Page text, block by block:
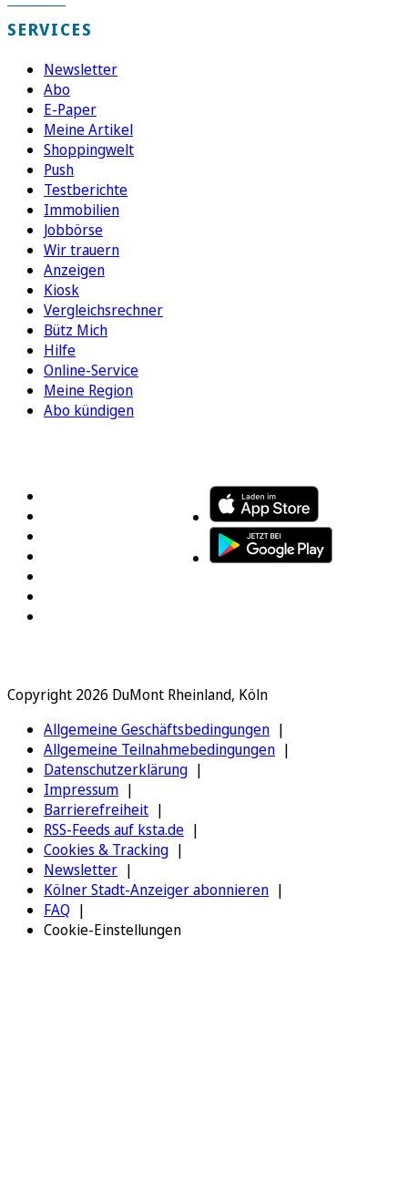
SERVICES
Newsletter
Abo
E-Paper
Meine Artikel
Shoppingwelt
Push
Testberichte
Immobilien
Jobbörse
Wir trauern
Anzeigen
Kiosk
Vergleichsrechner
Bütz Mich
Hilfe
Online-Service
Meine Region
Abo kündigen
Copyright 2026 DuMont Rheinland, Köln
Allgemeine Geschäftsbedingungen
Allgemeine Teilnahmebedingungen
Datenschutzerklärung
Impressum
Barrierefreiheit
RSS-Feeds auf ksta.de
Cookies & Tracking
Newsletter
Kölner Stadt-Anzeiger abonnieren
FAQ
Cookie-Einstellungen